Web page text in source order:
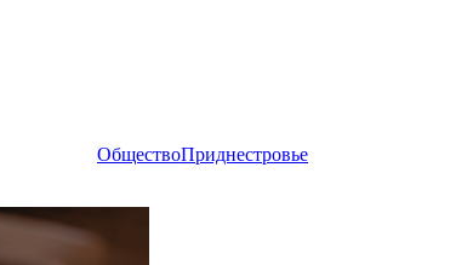
ОбществоПриднестровье